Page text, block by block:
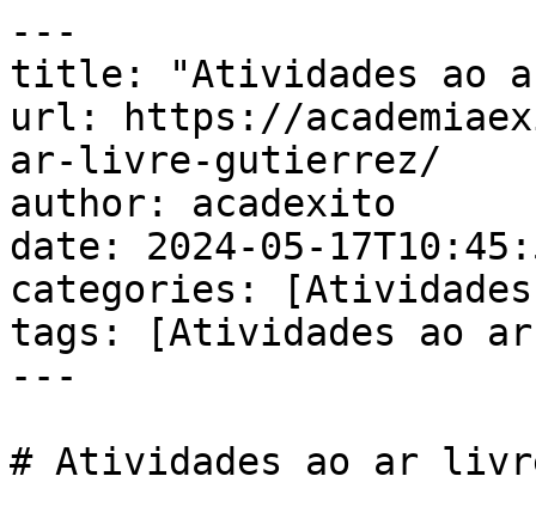
---
title: "Atividades ao
url: https://
ar-livre-gutierrez/
author: acadexito
date: 2024-05-
categories:
tags: [Atividades ao
---
# Atividades ao ar